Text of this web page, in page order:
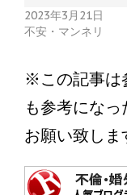
2023年3月21日
不安・マンネリ
※この記事は
も参考になっ
お願い致しま